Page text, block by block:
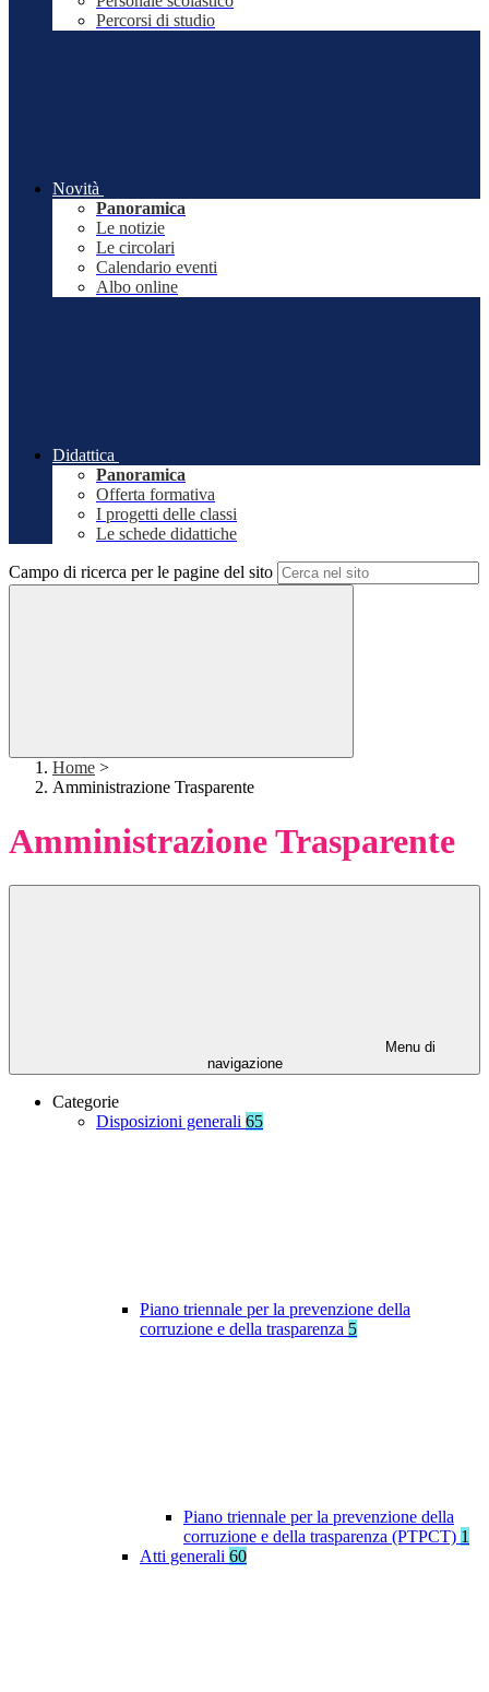
Percorsi di studio
Novità
Panoramica
Le notizie
Le circolari
Calendario eventi
Albo online
Didattica
Panoramica
Offerta formativa
I progetti delle classi
Le schede didattiche
Campo di ricerca per le pagine del sito
Home >
Amministrazione Trasparente
Amministrazione Trasparente
Menu di
navigazione
Categorie
Disposizioni generali 65
Piano triennale per la prevenzione della
corruzione e della trasparenza 5
Piano triennale per la prevenzione della
corruzione e della trasparenza (PTPCT) 1
Atti generali 60